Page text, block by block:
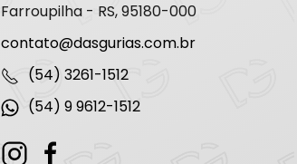
Farroupilha - RS, 95180-000
contato@dasgurias.com.br
(54) 3261-1512
(54) 9 9612-1512